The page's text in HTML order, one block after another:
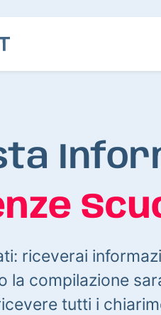
riceverai
la compilazione
tutti i